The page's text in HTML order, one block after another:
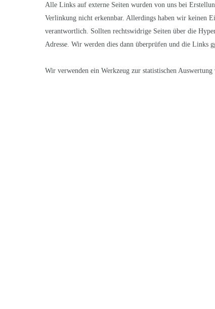
Alle Links auf externe Seiten wurden von uns bei
Verlinkung nicht erkennbar. Allerdings haben wir keinen
verantwortlich. Sollten rechtswidrige Seiten über die
Adresse. Wir werden dies dann überprüfen und die Links
Wir verwenden ein Werkzeug zur statistischen Auswertung